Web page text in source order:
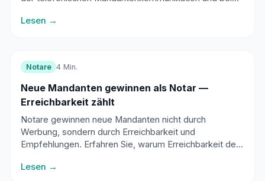
Lesen →
Notare 4 Min.
Neue Mandanten gewinnen als Notar —
Erreichbarkeit zählt
Notare gewinnen neue Mandanten nicht durch
Werbung, sondern durch Erreichbarkeit und
Empfehlungen. Erfahren Sie, warum Erreichbarkeit der
Lesen →